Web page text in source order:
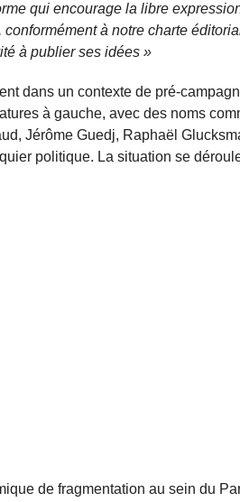
qui encourage la libre
à notre charte
à publier ses idées »
dans un contexte de pré-
à gauche, avec des noms
Jérôme Guedj, Raphaël
politique. La situation se
de fragmentation au sein du